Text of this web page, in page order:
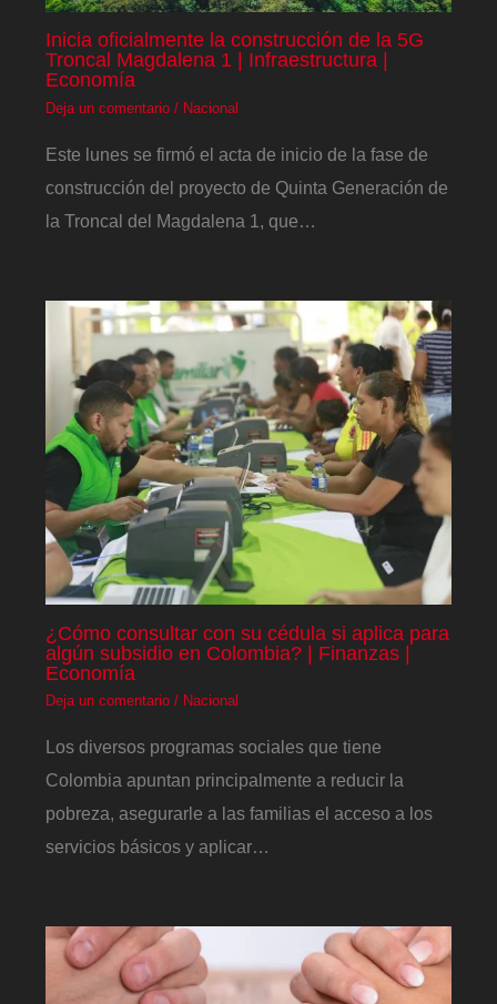
Inicia oficialmente la construcción de la 5G
Troncal Magdalena 1 | Infraestructura |
Economía
Deja un comentario / Nacional
Este lunes se firmó el acta de inicio de la fase de
construcción del proyecto de Quinta Generación de
la Troncal del Magdalena 1, que…
¿Cómo consultar con su cédula si aplica para
algún subsidio en Colombia? | Finanzas |
Economía
Deja un comentario / Nacional
Los diversos programas sociales que tiene
Colombia apuntan principalmente a reducir la
pobreza, asegurarle a las familias el acceso a los
servicios básicos y aplicar…